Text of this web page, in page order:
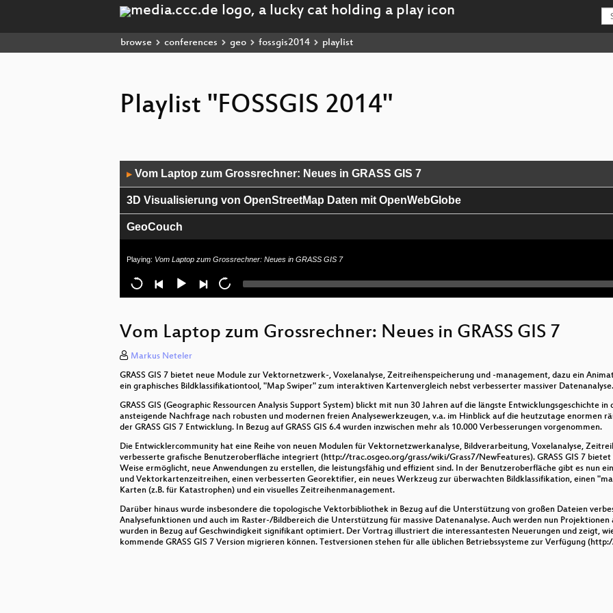
browse conferences geo fossgis2014 playlist
Playlist "FOSSGIS 2014"
Player
▶ Vom Laptop zum Grossrechner: Neues in GRASS GIS 7
3D Visualisierung von OpenStreetMap Daten mit OpenWebGlobe
GeoCouch
Virtuelle Integration von Datenquellen mit einer Graph-Datenbank
OpenJUMP - Überblick, Neuigkeiten, Zusammenarbeit/Schnittstellen mit proprietärer Software
Deegree: AIXM WFS und WPS Services - GML Anwendungen im Aviation Bereich
OSM Buildings
Blender-basierte Erstellung von 3D-Modellen von Orten mit Hilfe von OSM-Daten
Geo mit Python
Neues in QGIS 2.2
OSM in Jerusalem
Quo vadis Open Source?
Eröffnung
Playing: Vom Laptop zum Grossrechner: Neues in GRASS GIS 7
Vom Laptop zum Grossrechner: Neues in GRASS GIS 7
Markus Neteler
GRASS GIS 7 bietet neue Module zur Vektornetzwerk-, Voxelanalyse, Zeitreihenspeicherung und -management, dazu ein
ein graphisches Bildklassifikationtool, "Map Swiper" zum interaktiven Kartenvergleich nebst verbesserter massiver Datenanalyse.
GRASS GIS (Geographic Ressourcen Analysis Support System) blickt mit nun 30 Jahren auf die längste Entwicklungsgeschichte
ansteigende Nachfrage nach robusten und modernen freien Analysewerkzeugen, v.a. im Hinblick auf die heutzutage enormen
der GRASS GIS 7 Entwicklung. In Bezug auf GRASS GIS 6.4 wurden inzwischen mehr als 10.000 Verbesserungen vorgenommen.
Die Entwicklercommunity hat eine Reihe von neuen Modulen für Vektornetzwerkanalyse, Bildverarbeitung, Voxelanalyse,
verbesserte grafische Benutzeroberfläche integriert (http://trac.osgeo.org/grass/wiki/Grass7/NewFeatures). GRASS GIS 7
Weise ermöglicht, neue Anwendungen zu erstellen, die leistungsfähig und effizient sind. In der Benutzeroberfläche gibt es nun
und Vektorkartenzeitreihen, einen verbesserten Georektifier, ein neues Werkzeug zur überwachten Bildklassifikation, einen
Karten (z.B. für Katastrophen) und ein visuelles Zeitreihenmanagement.
Darüber hinaus wurde insbesondere die topologische Vektorbibliothek in Bezug auf die Unterstützung von großen Dateien
Analysefunktionen und auch im Raster-/Bildbereich die Unterstützung für massive Datenanalyse. Auch werden nun
wurden in Bezug auf Geschwindigkeit signifikant optimiert. Der Vortrag illustriert die interessantesten Neuerungen und zeigt,
kommende GRASS GIS 7 Version migrieren können. Testversionen stehen für alle üblichen Betriebssysteme zur Verfügung